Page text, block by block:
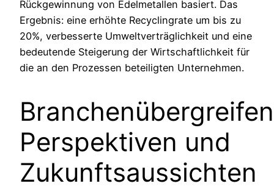
Rückgewinnung von Edelmetallen basiert. Das
Ergebnis: eine erhöhte Recyclingrate um bis zu
20%, verbesserte Umweltverträglichkeit und eine
bedeutende Steigerung der Wirtschaftlichkeit für
die an den Prozessen beteiligten Unternehmen.
Perspektiven und
Zukunftsaussichten